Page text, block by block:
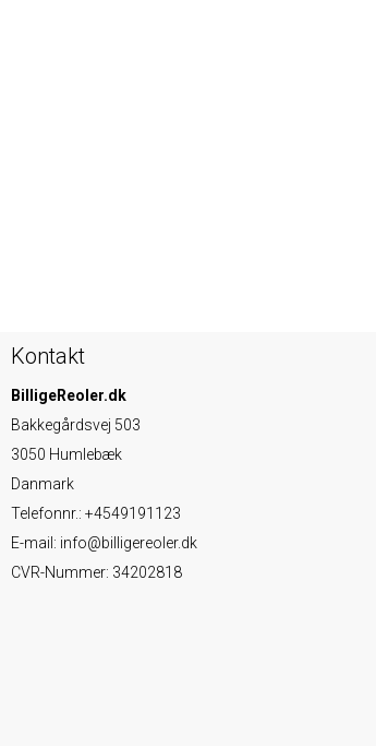
Kontakt
BilligeReoler.dk
Bakkegårdsvej 503
3050 Humlebæk
Danmark
Telefonnr.: +4549191123
E-mail: info@billigereoler.dk
CVR-Nummer: 34202818